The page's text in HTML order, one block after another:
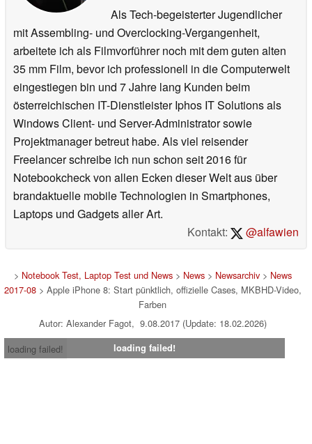
Als Tech-begeisterter Jugendlicher
mit Assembling- und Overclocking-Vergangenheit,
arbeitete ich als Filmvorführer noch mit dem guten alten
35 mm Film, bevor ich professionell in die Computerwelt
eingestiegen bin und 7 Jahre lang Kunden beim
österreichischen IT-Dienstleister Iphos IT Solutions als
Windows Client- und Server-Administrator sowie
Projektmanager betreut habe. Als viel reisender
Freelancer schreibe ich nun schon seit 2016 für
Notebookcheck von allen Ecken dieser Welt aus über
brandaktuelle mobile Technologien in Smartphones,
Laptops und Gadgets aller Art.
Kontakt:
@alfawien
> Notebook Test, Laptop Test und News> News> Newsarchiv> News
2017-08> Apple iPhone 8: Start pünktlich, offizielle Cases, MKBHD-Video,
Farben
Autor: Alexander Fagot, 9.08.2017 (Update: 18.02.2026)
loading failed!
loading failed!